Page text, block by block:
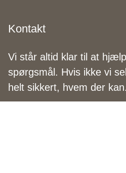
Kontakt
Vi står altid klar til at
spørgsmål. Hvis ikke vi
helt sikkert, hvem der kan.